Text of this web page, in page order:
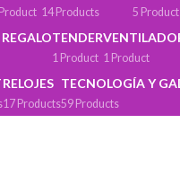
14 Products 5
TENDER
1 Product 1 Product
RELOJES
17 Products
TECNOLOGÍA Y
59 Products